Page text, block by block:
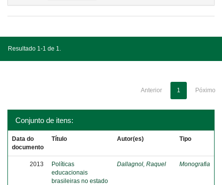
Resultado 1-1 de 1.
Anterior 1 Póximo
Conjunto de itens:
Data do
documento
Título Autor(es) Tipo
2013
Políticas
educacionais
brasileiras no estado
Dallagnol, Raquel Monografia